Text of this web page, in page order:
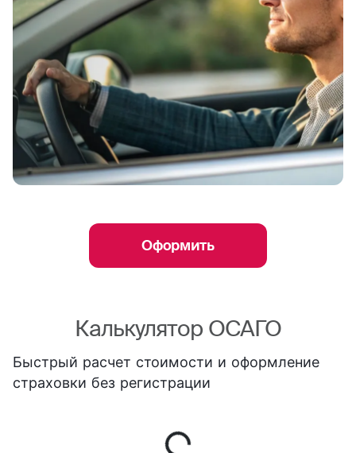
Оформить
Калькулятор ОСАГО
Быстрый расчет стоимости и оформление
страховки без регистрации